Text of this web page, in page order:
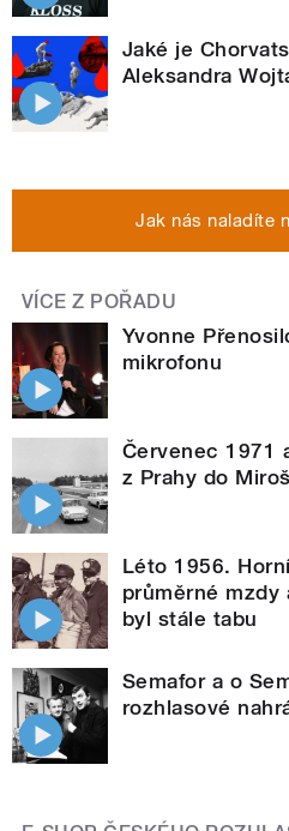
Jaké je
Aleksandra
Jak nás naladíte
VÍCE Z POŘADU
Yvonne
mikrofonu
Červenec 1971
z Prahy do
Léto 1956.
průměrné mzdy
byl stále tabu
Semafor a o
rozhlasové